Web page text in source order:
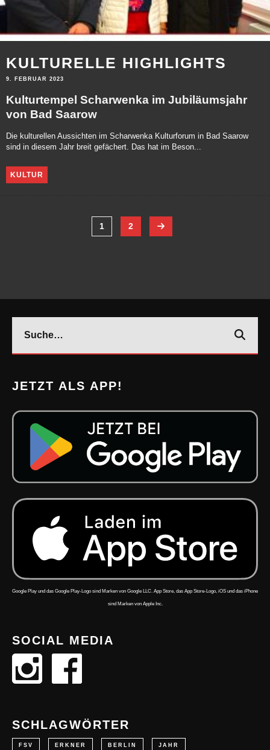
KULTURELLE HIGHLIGHTS
9. FEBRUAR 2023
Kulturtempel Scharwenka im Jubiläumsjahr
von Bad Saarow
Die kulturellen Aussichten im Scharwenka Kulturforum in Bad Saarow
sind in diesem Jahr breit gefächert. Das hat im Beson...
KULTUR
1 2
JETZT ALS APP!
Google Play und das Google Play-Logo sind Marken von Google LLC. App Store, das App Store-Logo, iOS und das iPhone
sind Marken von Apple Inc.
SOCIAL MEDIA
SCHLAGWÖRTER
FSV ERKNER BERLIN JAHR